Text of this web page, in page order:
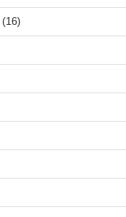
(16)